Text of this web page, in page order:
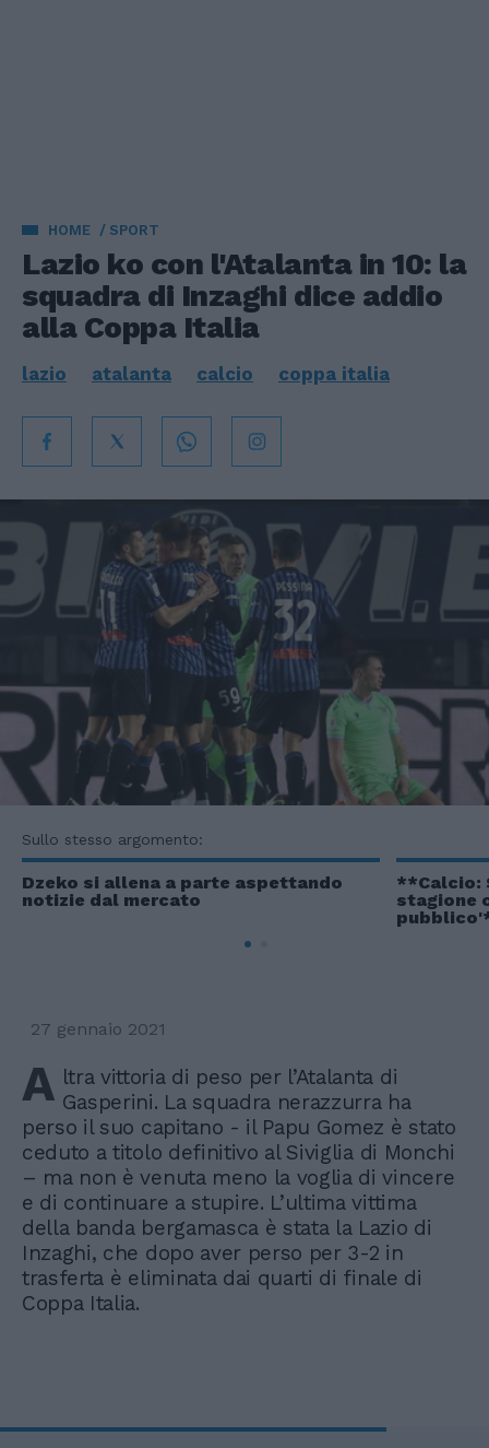
HOME SPORT
Lazio ko con l'Atalanta in 10: la
squadra di Inzaghi dice addio
alla Coppa Italia
lazio atalanta calcio coppa italia
Sullo stesso argomento:
Dzeko si allena a parte aspettando
notizie dal mercato
**Calcio:
stagione
27 gennaio 2021
A ltra vittoria di peso per l’Atalanta di
Gasperini. La squadra nerazzurra ha
perso il suo capitano - il Papu Gomez è stato
ceduto a titolo definitivo al Siviglia di Monchi
– ma non è venuta meno la voglia di vincere
e di continuare a stupire. L’ultima vittima
della banda bergamasca è stata la Lazio di
Inzaghi, che dopo aver perso per 3-2 in
trasferta è eliminata dai quarti di finale di
Coppa Italia.